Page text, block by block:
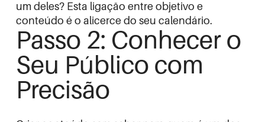
um deles? Esta ligação entre objetivo e
conteúdo é o alicerce do seu calendário.
Passo 2: Conhecer o
Seu Público com
Precisão